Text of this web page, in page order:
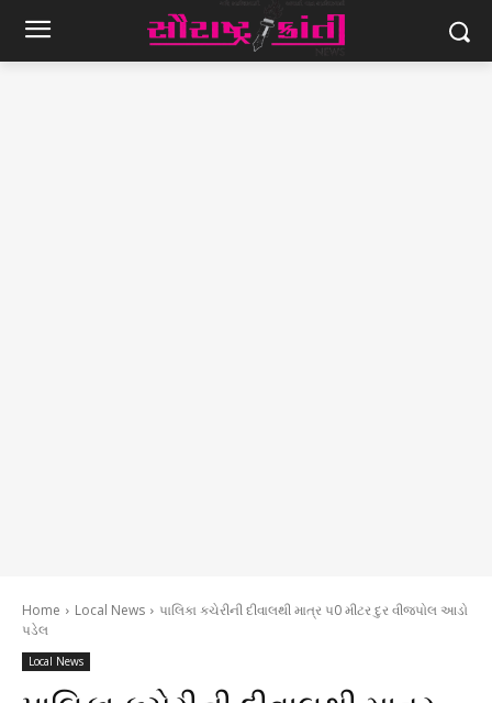
Home Local News
પાલિકા કચેરીની દીવાલથી માત્ર પ0 મીટર દુર વીજપોલ આડો
પડેલ
Local News